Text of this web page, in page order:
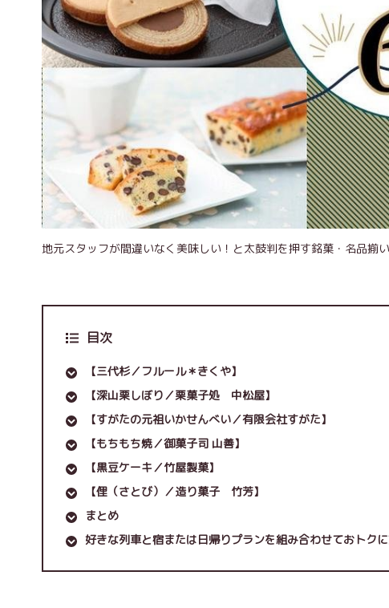
地元スタッフが間違いなく美味しい！と太鼓判を押す銘菓・名品揃
目次
【三代杉／フルール＊きくや】
【深山栗しぼり／栗菓子処 中松屋】
【すがたの元祖いかせんべい／有限会社すがた】
【もちもち焼／御菓子司 山善】
【黒豆ケーキ／竹屋製菓】
【俚（さとび）／造り菓子 竹芳】
まとめ
好きな列車と宿または日帰りプランを組み合わせておトクに